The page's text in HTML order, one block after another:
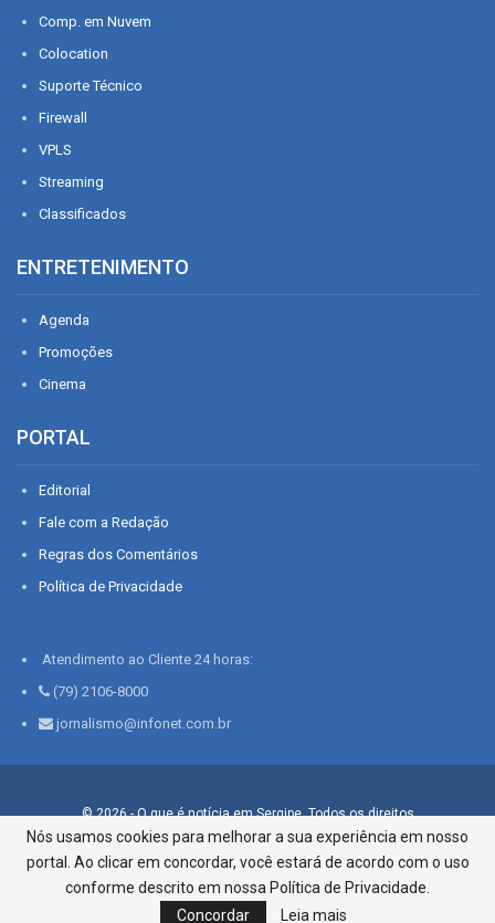
Comp. em Nuvem
Colocation
Suporte Técnico
Firewall
VPLS
Streaming
Classificados
ENTRETENIMENTO
Agenda
Promoções
Cinema
PORTAL
Editorial
Fale com a Redação
Regras dos Comentários
Política de Privacidade
Atendimento ao Cliente 24 horas:
(79) 2106-8000
jornalismo@infonet.com.br
© 2026 - O que é notícia em Sergipe. Todos os direitos
reservados.
Infonet - Rua Monsenhor Silveira 276, Bairro São José |
Aracaju-SE, CEP 49015-030, Fone: 79.2106.8000 - CI Centro de
Informações LTDA
Nós usamos cookies para melhorar a sua experiência em nosso
portal. Ao clicar em concordar, você estará de acordo com o uso
conforme descrito em nossa Política de Privacidade.
Concordar
Leia mais